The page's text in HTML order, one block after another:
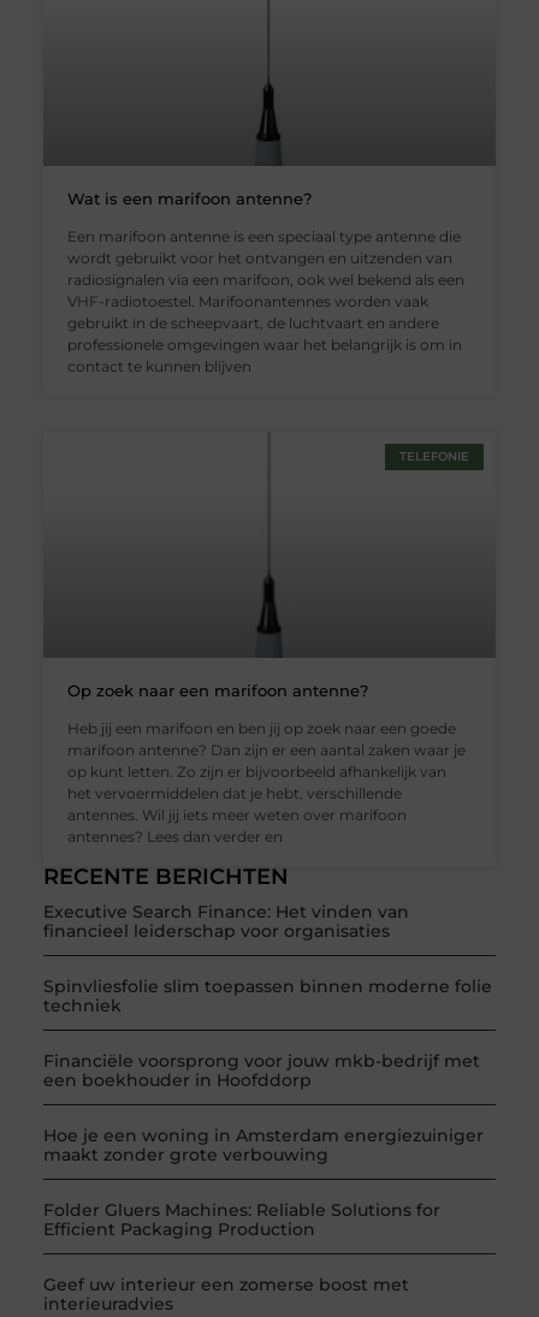
RECENTE BERICHTEN
Executive Search Finance: Het vinden van
financieel leiderschap voor organisaties
Spinvliesfolie slim toepassen binnen moderne folie
techniek
Financiële voorsprong voor jouw mkb-bedrijf met
een boekhouder in Hoofddorp
Hoe je een woning in Amsterdam energiezuiniger
maakt zonder grote verbouwing
Folder Gluers Machines: Reliable Solutions for
Efficient Packaging Production
Geef uw interieur een zomerse boost met
interieuradvies
Wat is een marifoon antenne?
Een marifoon antenne is een speciaal type antenne die
wordt gebruikt voor het ontvangen en uitzenden van
radiosignalen via een marifoon, ook wel bekend als een
VHF-radiotoestel. Marifoonantennes worden vaak
gebruikt in de scheepvaart, de luchtvaart en andere
professionele omgevingen waar het belangrijk is om in
contact te kunnen blijven
TELEFONIE
Op zoek naar een marifoon antenne?
Heb jij een marifoon en ben jij op zoek naar een goede
marifoon antenne? Dan zijn er een aantal zaken waar je
op kunt letten. Zo zijn er bijvoorbeeld afhankelijk van
het vervoermiddelen dat je hebt, verschillende
antennes. Wil jij iets meer weten over marifoon
antennes? Lees dan verder en